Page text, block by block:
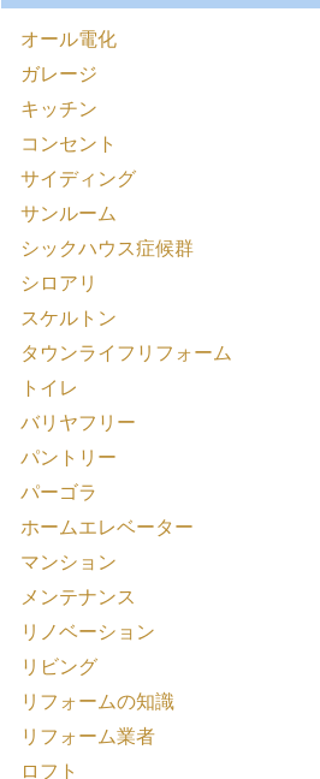
オール電化
ガレージ
キッチン
コンセント
サイディング
サンルーム
シックハウス症候群
シロアリ
スケルトン
タウンライフリフォーム
トイレ
バリヤフリー
パントリー
パーゴラ
ホームエレベーター
マンション
メンテナンス
リノベーション
リビング
リフォームの知識
リフォーム業者
ロフト